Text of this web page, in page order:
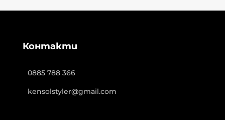
Контакти
0885 788 366
kensolstyler@gmail.com